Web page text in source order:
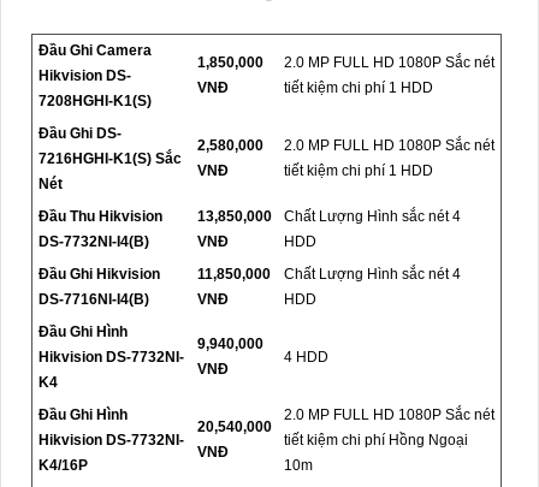
Đầu Ghi Camera
Hikvision DS-
7208HGHI-K1(S)
1,850,000
VNĐ
2.0 MP FULL HD 1080P Sắc nét
tiết kiệm chi phí 1 HDD
Đầu Ghi DS-
7216HGHI-K1(S) Sắc
Nét
2,580,000
VNĐ
2.0 MP FULL HD 1080P Sắc nét
tiết kiệm chi phí 1 HDD
Đầu Thu Hikvision
DS-7732NI-I4(B)
13,850,000
VNĐ
Chất Lượng Hình sắc nét 4
HDD
Đầu Ghi Hikvision
DS-7716NI-I4(B)
11,850,000
VNĐ
Chất Lượng Hình sắc nét 4
HDD
Đầu Ghi Hình
Hikvision DS-7732NI-
K4
9,940,000
VNĐ
4 HDD
Đầu Ghi Hình
Hikvision DS-7732NI-
K4/16P
20,540,000
VNĐ
2.0 MP FULL HD 1080P Sắc nét
tiết kiệm chi phí Hồng Ngoại
10m